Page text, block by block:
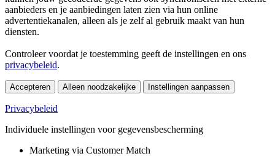
aanbieders en je aanbiedingen laten zien via hun online
advertentiekanalen, alleen als je zelf al gebruik maakt van hun
diensten.
Controleer voordat je toestemming geeft de instellingen en ons
privacybeleid.
Accepteren Alleen noodzakelijke Instellingen aanpassen
Privacybeleid
Individuele instellingen voor gegevensbescherming
Marketing via Customer Match